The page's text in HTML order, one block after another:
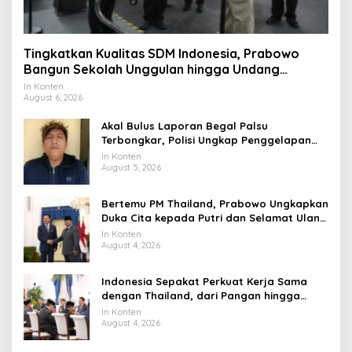
Tingkatkan Kualitas SDM Indonesia, Prabowo
Bangun Sekolah Unggulan hingga Undang
Universitas Terbaik Dunia
In Konten
August 6, 2026
Akal Bulus Laporan Begal Palsu
Terbongkar, Polisi Ungkap Penggelapan
Uang Perusahaan untuk Crypto
In Konten
August 5, 2026
Bertemu PM Thailand, Prabowo Ungkapkan
Duka Cita kepada Putri dan Selamat Ulang
Tahun ke Raja Thailand
In Konten
August 4, 2026
Indonesia Sepakat Perkuat Kerja Sama
dengan Thailand, dari Pangan hingga
Ekonomi Digital
In Konten
August 4, 2026